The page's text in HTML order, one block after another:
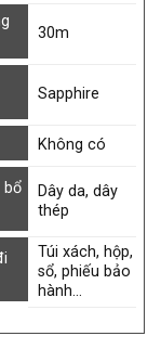
30m
Sapphire
Không có
bổ
Dây da, dây
thép
Túi xách, hộp,
sổ, phiếu bảo
hành…